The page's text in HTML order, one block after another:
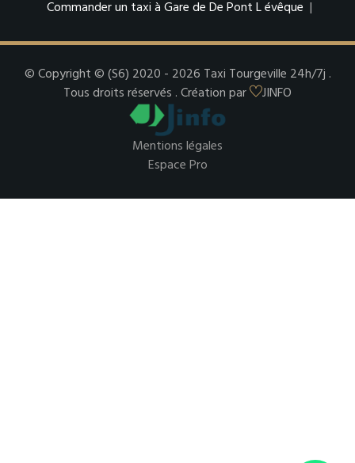
Commander un taxi à Gare de De Pont L évêque |
© Copyright © (S6) 2020 - 2026 Taxi Tourgeville 24h/7j .
Tous droits réservés . Création par
JINFO
Mentions légales
Espace Pro